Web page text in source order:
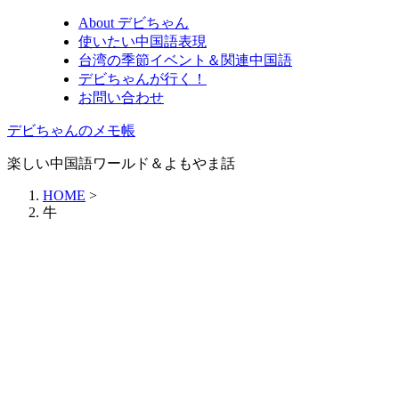
About デビちゃん
使いたい中国語表現
台湾の季節イベント＆関連中国語
デビちゃんが行く！
お問い合わせ
デビちゃんのメモ帳
楽しい中国語ワールド＆よもやま話
HOME >
牛